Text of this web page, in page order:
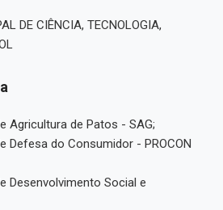
DE CIÊNCIA, TECNOLOGIA,
Agricultura de Patos - SAG;
Defesa do Consumidor - PROCON
Desenvolvimento Social e